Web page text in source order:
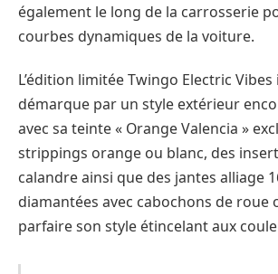
également le long de la carrosserie
courbes dynamiques de la voiture.
L’édition limitée Twingo Electric Vibes
démarque par un style extérieur
avec sa teinte « Orange Valencia »
strippings orange ou blanc, des
calandre ainsi que des jantes alliage
diamantées avec cabochons de roue
parfaire son style étincelant aux